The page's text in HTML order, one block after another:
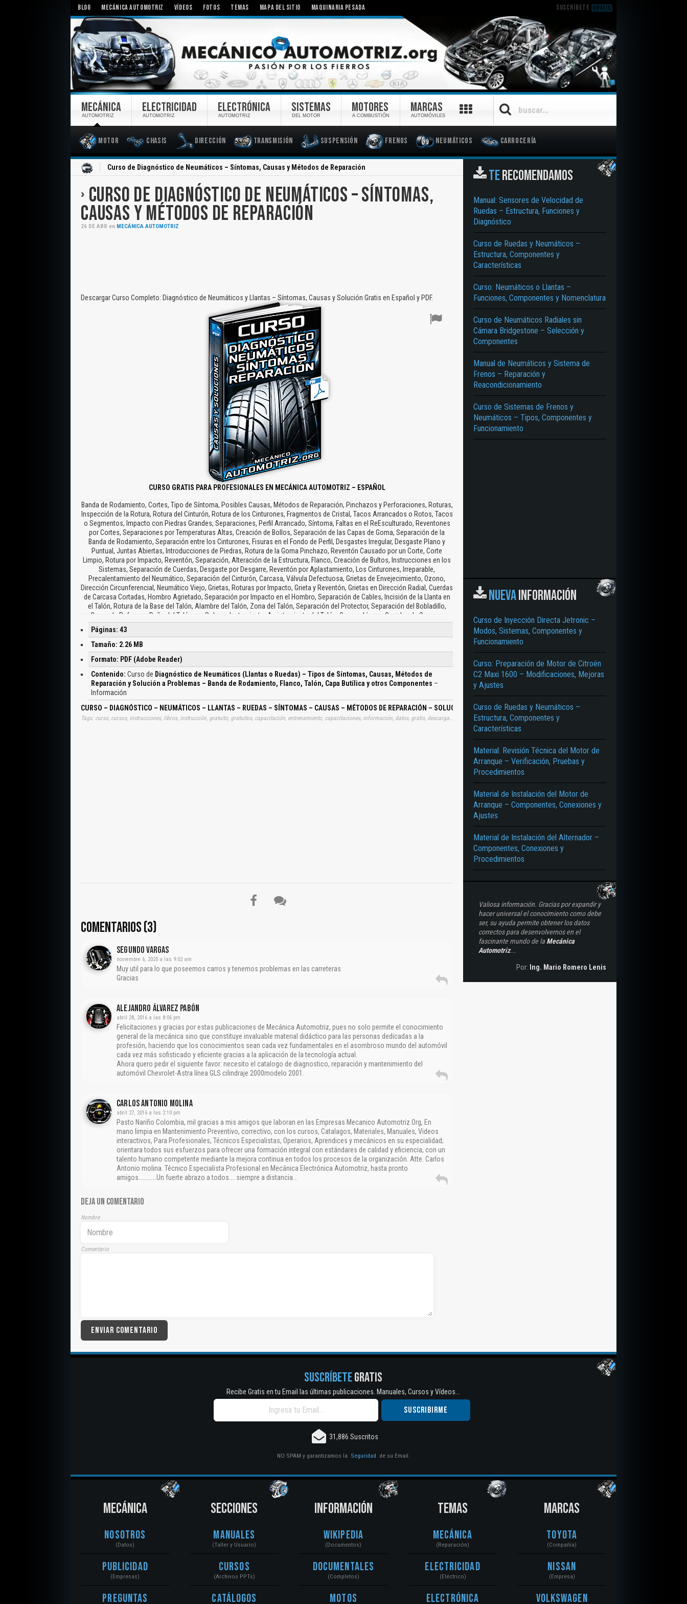
BLOG MECÁNICA AUTOMOTRIZ VÍDEOS FOTOS TEMAS MAPA DEL SITIO MAQUINARIA PESADA SUSCRÍBETE GRATIS
MECÁNICA
AUTOMOTRIZ
Motor Chasis Dirección Transmisión Suspensión Frenos Neumáticos Carrocería
ELECTRICIDAD
AUTOMOTRIZ
ELECTRÓNICA
AUTOMOTRIZ
SISTEMAS
DEL MOTOR
MOTORES
A COMBUSTIÓN
MARCAS
AUTOMÓVILES
Curso de Diagnóstico de Neumáticos – Síntomas, Causas y Métodos de Reparación
CURSO DE DIAGNÓSTICO DE NEUMÁTICOS – SÍNTOMAS,
CAUSAS Y MÉTODOS DE REPARACIÓN
26 DE ABR en MECÁNICA AUTOMOTRIZ
Descargar Curso Completo: Diagnóstico de Neumáticos y Llantas – Síntomas, Causas y Solución Gratis en Español y PDF.
CURSO GRATIS PARA PROFESIONALES EN MECÁNICA AUTOMOTRIZ – ESPAÑOL
Banda de Rodamiento, Cortes, Tipo de Síntoma, Posibles Causas, Métodos de Reparación, Pinchazos y Perforaciones, Roturas,
Inspección de la Rotura, Rotura del Cinturón, Rotura de los Cinturones, Fragmentos de Cristal, Tacos Arrancados o Rotos, Tacos
o Segmentos, Impacto con Piedras Grandes, Separaciones, Perfil Arrancado, Síntoma, Faltas en el ReEsculturado, Reventones
por Cortes, Separaciones por Temperaturas Altas, Creación de Bollos, Separación de las Capas de Goma, Separación de la
Banda de Rodamiento, Separación entre los Cinturones, Fisuras en el Fondo de Perfil, Desgastes Irregular, Desgaste Plano y
Puntual, Juntas Abiertas, Introducciones de Piedras, Rotura de la Goma Pinchazo, Reventón Causado por un Corte, Corte
Limpio, Rotura por Impacto, Reventón, Separación, Alteración de la Estructura, Flanco, Creación de Bultos, Instrucciones en los
Sistemas, Separación de Cuerdas, Desgaste por Desgarre, Reventón por Aplastamiento, Los Cinturones, Irreparable,
Precalentamiento del Neumático, Separación del Cinturón, Carcasa, Válvula Defectuosa, Grietas de Envejecimiento, Ozono,
Dirección Circunferencial, Neumático Viejo, Grietas, Roturas por Impacto, Grieta y Reventón, Grietas en Dirección Radial, Cuerdas
de Carcasa Cortadas, Hombro Agrietado, Separación por Impacto en el Hombro, Separación de Cables, Incisión de la Llanta en
el Talón, Rotura de la Base del Talón, Alambre del Talón, Zona del Talón, Separación del Protector, Separación del Bobladillo,
Capas de Refuerzo, Daño del Talón por Sobrecalentamiento, Agrietamiento del Talón, Orugas, Líneas, Cuerdas de Carcasa
Visibles, Capa Butílica, Tejido Cord de la Carcasa Doblada, Grietas en la Capa Butílica, Grietas Diagonales o Radiales en la Capa
Páginas: 43
Tamaño: 2.26 MB
Formato: PDF (Adobe Reader)
Contenido: Curso de Diagnóstico de Neumáticos (Llantas o Ruedas) – Tipos de Síntomas, Causas, Métodos de
Reparación y Solución a Problemas – Banda de Rodamiento, Flanco, Talón, Capa Butílica y otros Componentes –
Información
CURSO – DIAGNÓSTICO – NEUMÁTICOS – LLANTAS – RUEDAS – SÍNTOMAS – CAUSAS – MÉTODOS DE REPARACIÓN – SOLUCIÓN DE PROBLEMAS – BANDA DE RODAMIENTO – FLANCO – TALÓN – CAPA
Tags: curso, cursos, instrucciones, libros, instrucción, gratuito, gratuitos, capacitación, entrenamiento, capacitaciones, información, datos, gratis, descargar, diagnósticos, diagnosticos, inspección, inspecciones, analisis, neumaticos, clases, sintomas, metodos, reparaciones, soluciones, averias, fallas, averías, bandas, rodajes, rodamientos, flancos, talons, capas, butilicas, descargas, automotrices
COMENTARIOS (3)
SEGUNDO VARGAS
noviembre 6, 2020 a las 9:02 am
Muy util para lo que poseemos carros y tenemos problemas en las carreteras
Gracias
Alejandro Álvarez Pabón
abril 28, 2016 a las 8:06 pm
Felicitaciones y gracias por estas publicaciones de Mecánica Automotriz, pues no solo permite el conocimiento
general de la mecánica sino que constituye invaluable material didáctico para las personas dedicadas a la
profesión, haciendo que los conocimientos sean cada vez fundamentales en el asombroso mundo del automóvil
cada vez más sofisticado y eficiente gracias a la aplicación de la tecnología actual.
Ahora quero pedir el siguiente favor: necesito el catalogo de diagnostico, reparación y mantenimiento del
automóvil Chevrolet-Astra línea GLS cilindraje 2000modelo 2001.
CARLOS ANTONIO MOLINA
abril 27, 2016 a las 2:10 pm
Pasto Nariño Colombia, mil gracias a mis amigos que laboran en las Empresas Mecanico Automotriz.Org, En
mano limpia en Mantenimiento Preventivo, correctivo, con los cursos, Catalagos, Materiales, Manuales, Videos
interactivos, Para Profesionales, Técnicos Especialistas, Operarios, Aprendices y mecánicos en su especialidad;
orientara todos sus esfuerzos para ofrecer una formación integral con estándares de calidad y eficiencia, con un
talento humano competente mediante la mejora continua en todos los procesos de la organización. Atte. Carlos
Antonio molina. Técnico Especialista Profesional en Mecánica Electrónica Automotriz, hasta pronto
amigos………….Un fuerte abrazo a todos…..siempre a distancia…
DEJA UN COMENTARIO
Nombre
Comentario
TERECOMENDAMOS
Manual: Sensores de Velocidad de
Ruedas – Estructura, Funciones y
Diagnóstico
Curso de Ruedas y Neumáticos –
Estructura, Componentes y
Características
Curso: Neumáticos o Llantas –
Funciones, Componentes y Nomenclatura
Curso de Neumáticos Radiales sin
Cámara Bridgestone – Selección y
Componentes
Manual de Neumáticos y Sistema de
Frenos – Reparación y
Reacondicionamiento
Curso de Sistemas de Frenos y
Neumáticos – Tipos, Componentes y
Funcionamiento
NUEVAINFORMACIÓN
Curso de Inyección Directa Jetronic –
Modos, Sistemas, Componentes y
Funcionamiento
Curso: Preparación de Motor de Citroën
C2 Maxi 1600 – Modificaciones, Mejoras
y Ajustes
Curso de Ruedas y Neumáticos –
Estructura, Componentes y
Características
Material: Revisión Técnica del Motor de
Arranque – Verificación, Pruebas y
Procedimientos
Material de Instalación del Motor de
Arranque – Componentes, Conexiones y
Ajustes
Material de Instalación del Alternador –
Componentes, Conexiones y
Procedimientos
Valiosa información. Gracias por expandir y
hacer universal el conocimiento como debe
ser, su ayuda permite obtener los datos
correctos para desenvolvernos en el
fascinante mundo de la Mecánica
Automotriz...
Por: Ing. Mario Romero Lenis
SUSCRÍBETEGRATIS
Recibe Gratis en tu Email las últimas publicaciones. Manuales, Cursos y Vídeos...
31,886 Suscritos
NO SPAM y garantizamos la Seguridad de su Email.
MECÁNICA
Nosotros
(Datos)
Publicidad
(Empresas)
Preguntas
SECCIONES
Manuales
(Taller y Usuario)
Cursos
(Archivos PPTs)
Catálogos
INFORMACIÓN
Wikipedia
(Documentos)
Documentales
(Completos)
Motos
TEMAS
Mecánica
(Reparación)
Electricidad
(Eléctrico)
Electrónica
MARCAS
Toyota
(Compañía)
Nissan
(Empresa)
Volkswagen
Texto o Imagen de portada son erróneos.
No carga o no se visualiza el contenido.